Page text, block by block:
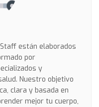
están elaborados
por
y
Nuestro objetivo
clara y basada en
mejor tu cuerpo,